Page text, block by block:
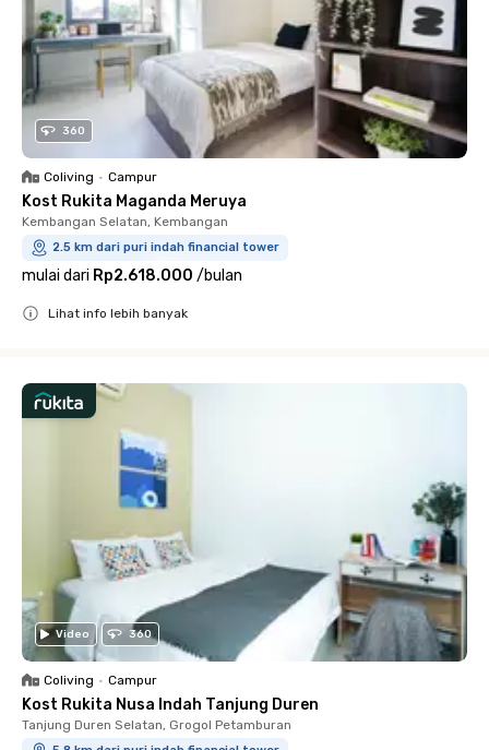
360
Coliving • Campur
Kost Rukita Maganda Meruya
Kembangan Selatan, Kembangan
2.5 km dari puri indah financial tower
mulai dari Rp2.618.000 /bulan
Lihat info lebih banyak
Video 360
Coliving • Campur
Kost Rukita Nusa Indah Tanjung Duren
Tanjung Duren Selatan, Grogol Petamburan